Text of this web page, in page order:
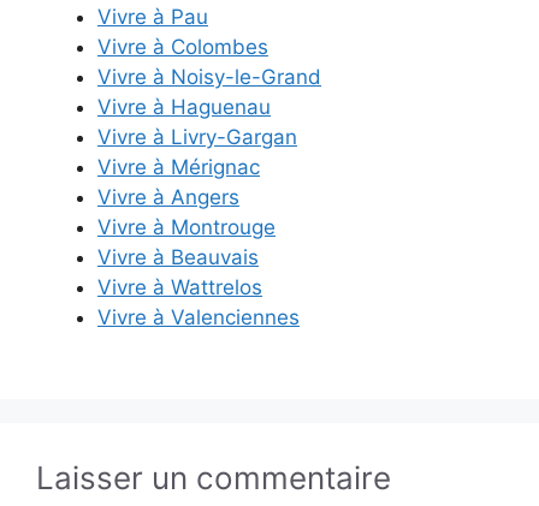
Vivre à Pau
Vivre à Colombes
Vivre à Noisy-le-Grand
Vivre à Haguenau
Vivre à Livry-Gargan
Vivre à Mérignac
Vivre à Angers
Vivre à Montrouge
Vivre à Beauvais
Vivre à Wattrelos
Vivre à Valenciennes
Laisser un commentaire